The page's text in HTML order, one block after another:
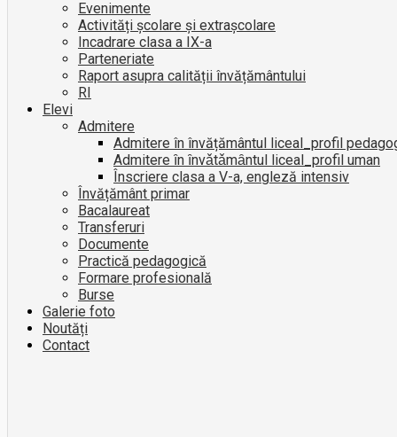
Evenimente
Activități școlare și extrașcolare
Incadrare clasa a IX-a
Parteneriate
Raport asupra calității învățământului
RI
Elevi
Admitere
Admitere în învățământul liceal_profil
Admitere ȋn ȋnvǎtǎmȃntul liceal_profil uman
Înscriere clasa a V-a, engleză intensiv
Învățământ primar
Bacalaureat
Transferuri
Documente
Practică pedagogică
Formare profesională
Burse
Galerie foto
Noutăți
Contact